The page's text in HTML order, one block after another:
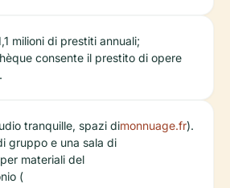
milioni di prestiti annuali;
consente il prestito di opere
tranquille, spazi di
gruppo e una sala di
materiali del
(
monnuage.fr).